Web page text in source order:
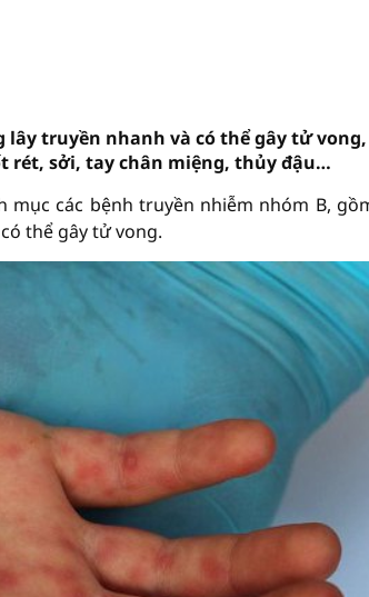
lây truyền nhanh và có thể gây tử vong,
rét, sởi, tay chân miệng, thủy đậu…
các bệnh truyền nhiễm nhóm B,
thể gây tử vong.